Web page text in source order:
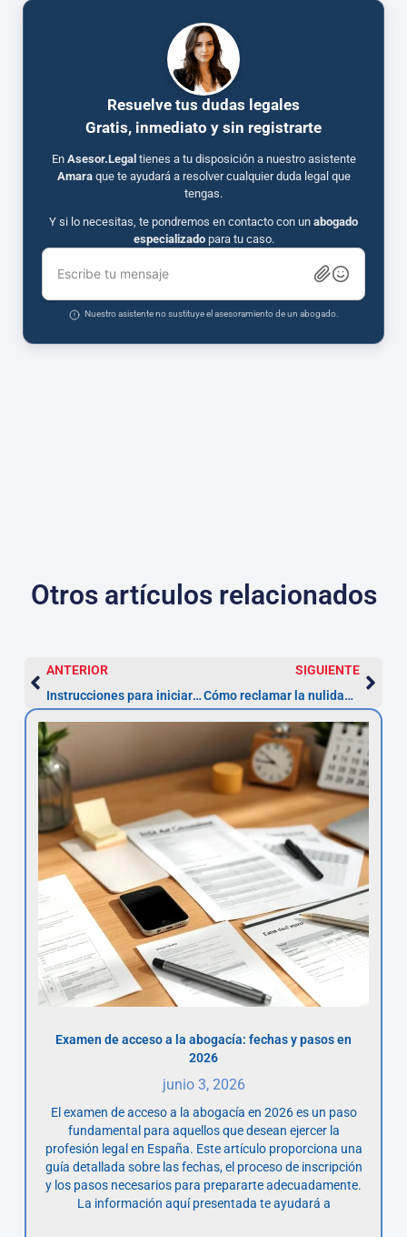
Resuelve tus dudas legales
Gratis, inmediato y sin registrarte
En Asesor.Legal tienes a tu disposición a nuestro asistente
Amaraque te ayudará a resolver cualquier duda legal que
tengas.
Y si lo necesitas, te pondremos en contacto con un abogado
especializadopara tu caso.
Escribe tu mensaje
Nuestro asistente no sustituye el asesoramiento de un abogado.
Otros artículos relacionados
ANTERIOR
Instrucciones para iniciar el proceso de nulidad de un préstamo personal
SIGUIENTE
Cómo reclamar la nulidad de un préstamo personal por intereses usurarios
Examen de acceso a la abogacía: fechas y pasos en
2026
junio 3, 2026
El examen de acceso a la abogacía en 2026 es un paso
fundamental para aquellos que desean ejercer la
profesión legal en España. Este artículo proporciona una
guía detallada sobre las fechas, el proceso de inscripción
y los pasos necesarios para prepararte adecuadamente.
La información aquí presentada te ayudará a